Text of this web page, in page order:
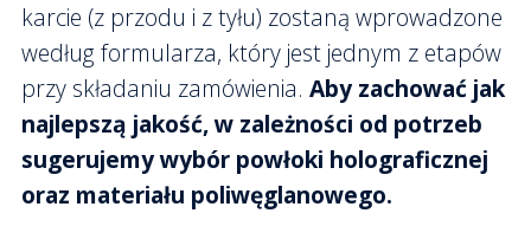
karcie (z przodu i z tyłu) zostaną wprowadzone
według formularza, który jest jednym z etapów
przy składaniu zamówienia. Aby zachować jak
najlepszą jakość, w zależności od potrzeb
sugerujemy wybór powłoki holograficznej
oraz materiału poliwęglanowego.